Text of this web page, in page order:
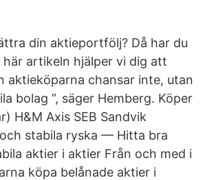
din aktieportfölj? Då har du
artikeln hjälper vi dig att
aktieköparna chansar inte, utan
bolag ”, säger Hemberg. Köper
H&M Axis SEB Sandvik
stabila ryska — Hitta bra
aktier i aktier Från och med i
köpa belånade aktier i